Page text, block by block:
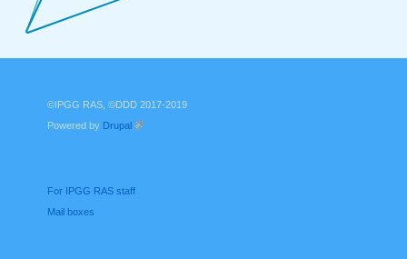
©IPGG RAS, ©DDD 2017-2019
Powered by Drupal
For IPGG RAS staff
Mail boxes